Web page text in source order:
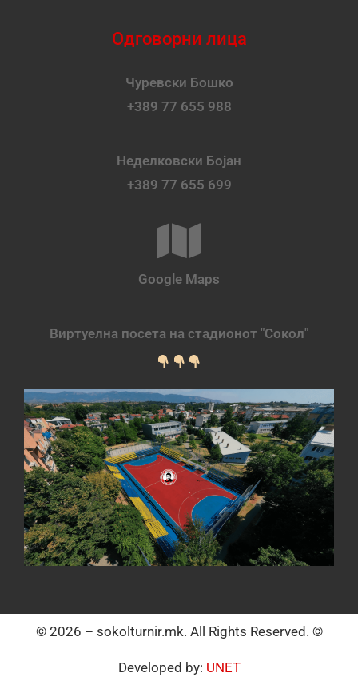
Одговорни лица
Чуревски Бошко
+389 77 655 988
Неделковски Бојан
+389 77 655 699
Google Maps
Виртуелна посета на стадионот "Сокол"
© 2026 – sokolturnir.mk. All Rights Reserved. ©
Developed by: UNET